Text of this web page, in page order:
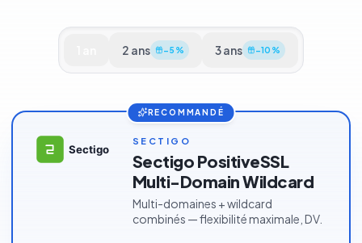
2 ans −5 % 3ans −10 %
RECOMMANDÉ
SECTIGO
Sectigo PositiveSSL
Multi-Domain Wildcard
Multi-domaines + wildcard
combinés — flexibilité maximale, DV.